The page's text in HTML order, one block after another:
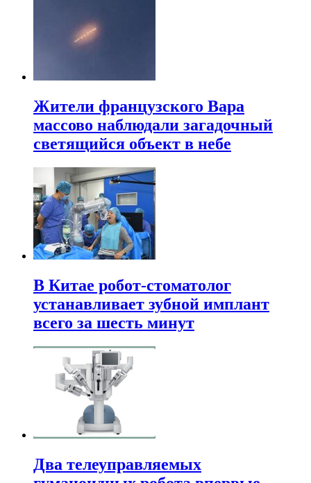
Жители французского Вара
массово наблюдали загадочный
светящийся объект в небе
В Китае робот-стоматолог
устанавливает зубной имплант
всего за шесть минут
Два телеуправляемых